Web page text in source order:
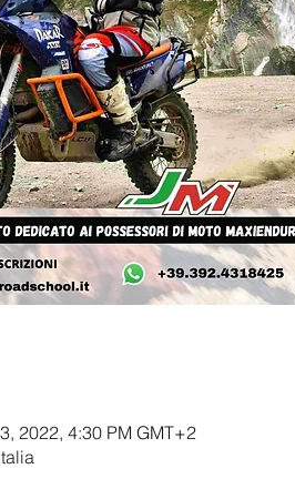
2022, 4:30 PM GMT+2